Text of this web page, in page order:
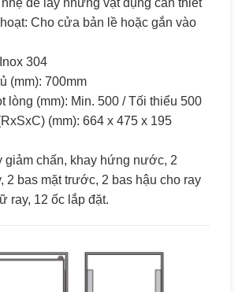
Cho cửa bản lề hoặc gắn vào
304
(mm): 700mm
lòng (mm): Min. 500 / Tối thiểu 500
(mm): 664 x 475 x 195
giảm chấn, khay hứng nước, 2
2 bas mặt trước, 2 bas hậu cho ray
ray, 12 ốc lắp đặt.